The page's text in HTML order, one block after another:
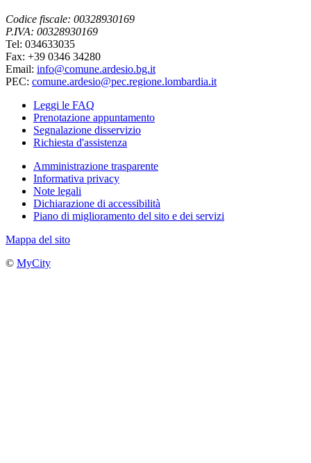
Codice fiscale: 00328930169
P.IVA: 00328930169
Tel: 034633035
Fax: +39 0346 34280
Email: info@comune.ardesio.bg.it
PEC: comune.ardesio@pec.regione.lombardia.it
Leggi le FAQ
Prenotazione appuntamento
Segnalazione disservizio
Richiesta d'assistenza
Amministrazione trasparente
Informativa privacy
Note legali
Dichiarazione di accessibilità
Piano di miglioramento del sito e dei servizi
Mappa del sito
© MyCity